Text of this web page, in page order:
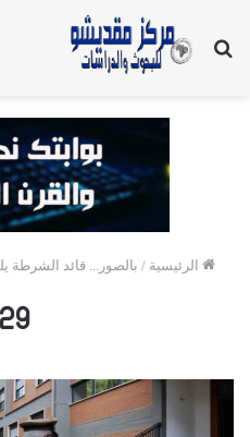
بحث
الرئيسية / بالصور... قائد الشرطة